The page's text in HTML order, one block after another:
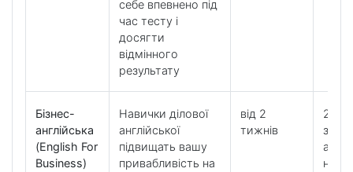
себе впевнено під
час тесту і
досягти
відмінного
результату
Бізнес-
англійська
(English For
Business)
Навички ділової
англійської
підвищать вашу
привабливість на
від 2
тижнів
20
на